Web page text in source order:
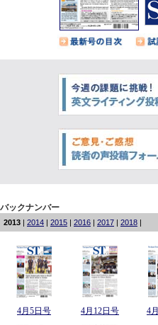
バックナンバー
2013 | 2014 | 2015 | 2016 | 2017 | 2018 |
4月5日号 4月12日号 4